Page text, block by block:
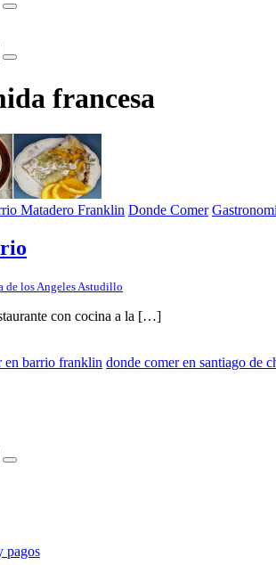
francesa
Matadero Franklin Donde Comer
de los Angeles Astudillo
con cocina a la […]
en barrio franklin donde comer en santiago de
pagos